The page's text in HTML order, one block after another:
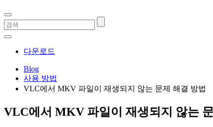
다운로드
Blog
사용 방법
VLC에서 MKV 파일이 재생되지 않는 문제 해결 방법
VLC에서 MKV 파일이 재생되지 않는